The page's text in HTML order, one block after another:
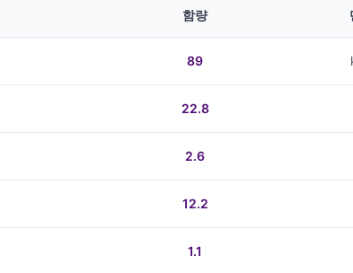
함량
89
22.8
2.6
12.2
1.1